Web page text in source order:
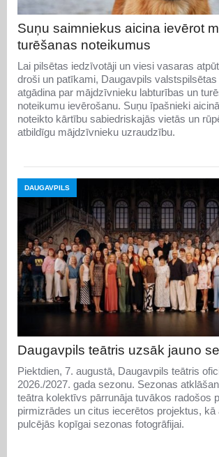
Suņu saimniekus aicina ievērot
turēšanas noteikumus
Lai pilsētas iedzīvotāji un viesi vasaras
droši un patīkami, Daugavpils
atgādina par mājdzīvnieku labturības un
noteikumu ievērošanu. Suņu īpašnieki
noteikto kārtību sabiedriskajās vietās un
atbildīgu mājdzīvnieku uzraudzību.
DAUGAVPILS
Daugavpils teātris uzsāk jauno
Piektdien, 7. augustā, Daugavpils teātris
2026./2027. gada sezonu. Sezonas
teātra kolektīvs pārrunāja tuvākos radošos
pirmizrādes un citus iecerētos projektus, kā
pulcējās kopīgai sezonas fotogrāfijai.